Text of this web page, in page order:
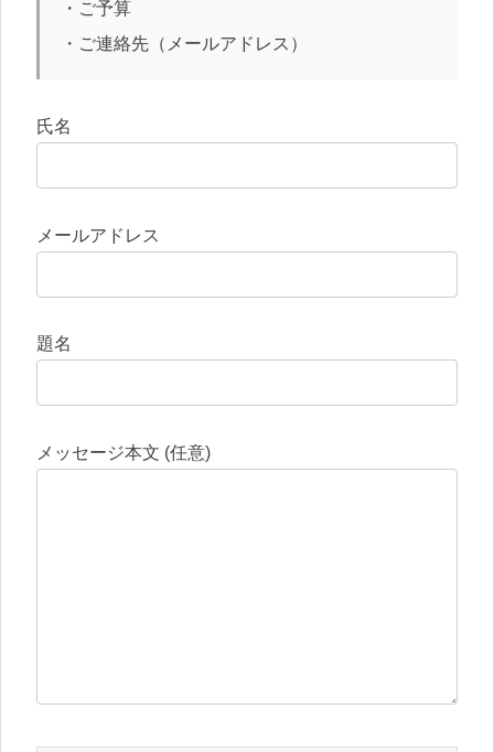
・ご予算
・ご連絡先（メールアドレス）
氏名
メールアドレス
題名
メッセージ本文 (任意)